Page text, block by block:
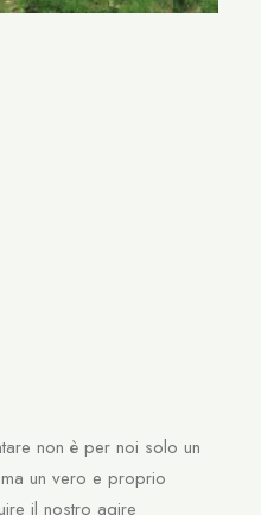
non è per noi solo un
un vero e proprio
il nostro agire